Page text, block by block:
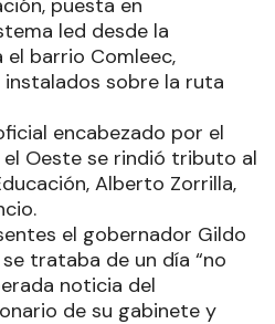
led desde la
el barrio Comleec,
sobre la ruta
encabezado por el
Oeste se rindió tributo al
Alberto Zorrilla,
el gobernador Gildo
trataba de un día “no
noticia del
de su gabinete y